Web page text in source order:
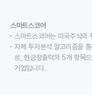
스마트스코어
스마트스코어는 미국주식의
자체 투자분석 알고리즘을
성, 현금창출력의 5개 항목
기업입니다.